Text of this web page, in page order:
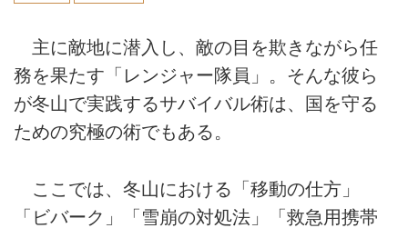
主に敵地に潜入し、敵の目を欺きながら任
務を果たす「レンジャー隊員」。そんな彼ら
が冬山で実践するサバイバル術は、国を守る
ための究極の術でもある。
ここでは、冬山における「移動の仕方」
「ビバーク」「雪崩の対処法」「救急用携帯